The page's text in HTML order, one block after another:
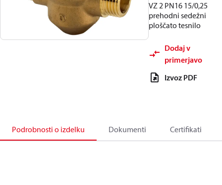
VZ 2 PN16 15/0,25
prehodni sedežni
ploščato tesnilo
Dodaj v
primerjavo
Izvoz PDF
Podrobnosti o izdelku Dokumenti Certifikati